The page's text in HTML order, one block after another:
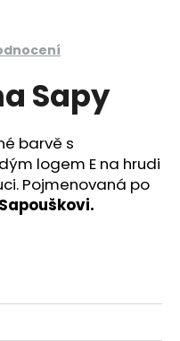
Sapy
barvě s
logem E na hrudi
Pojmenovaná po